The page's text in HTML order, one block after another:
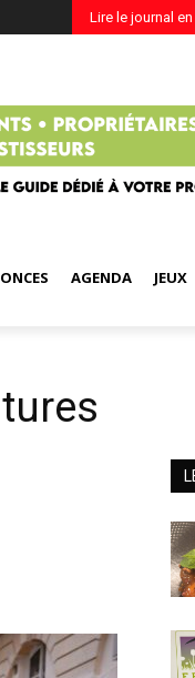
Lire le journal en
AGENDA JEUX